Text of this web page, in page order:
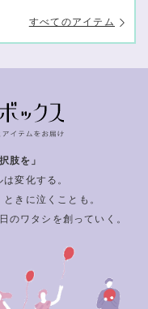
すべてのアイテム
肢を」
変化する。
きに泣くことも。
のワタシを創っていく。